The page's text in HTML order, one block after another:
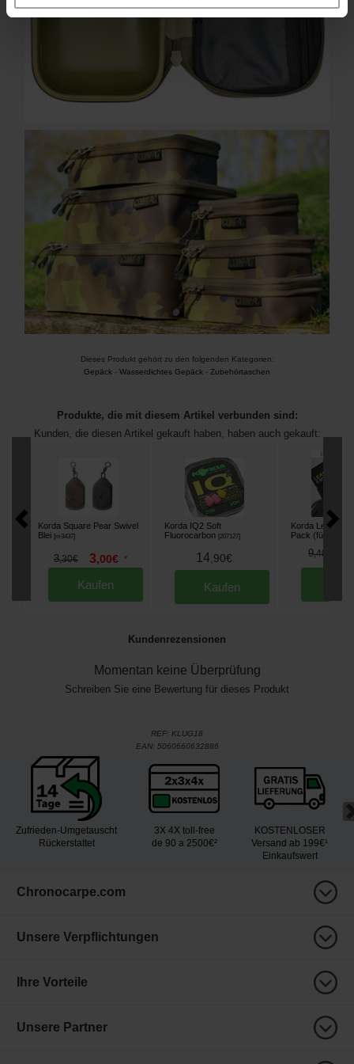
Dieses Produkt gehört zu den folgenden Kategorien:
Gepäck - Wasserdichtes Gepäck - Zubehörtaschen
Produkte, die mit diesem Artikel verbunden sind:
Kunden, die diesen Artikel gekauft haben, haben auch gekauft:
Korda Square Pear Swivel
Blei [m3437]
3,30€ 3,00€ *
Kaufen
Korda IQ2 Soft
Fluorocarbon [207127]
14,90€
Kaufen
Korda Lead Clip
Pack (für 5)
9,40
Kundenrezensionen
Momentan keine Überprüfung
Schreiben Sie eine Bewertung für dieses Produkt
REF: KLUG18
EAN: 5060660632886
Zufrieden-Umgetauscht
Rückerstattet
3X 4X toll-free
de 90 a 2500€²
KOSTENLOSER
Versand ab 199€¹
Einkaufswert
Chronocarpe.com
Unsere Verpflichtungen
Ihre Vorteile
Unsere Partner